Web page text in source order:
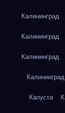
Калининград
Калининград
Калининград
Калининград
Капуста